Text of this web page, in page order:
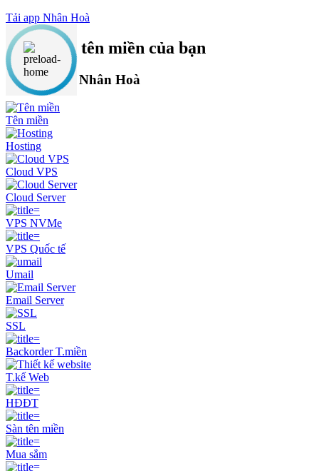
Tải app Nhân Hoà
Tìm kiếm tên miền của bạn
Dịch vụ của Nhân Hoà
Tên miền
Hosting
Cloud VPS
Cloud Server
VPS NVMe
VPS Quốc tế
Umail
Email Server
SSL
Backorder T.miền
T.kế Web
HĐĐT
Sàn tên miền
Mua sắm